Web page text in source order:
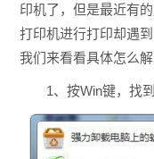
印机了，但是最近有
打印机进行打印却遇
我们来看看具体怎么解
1、按Win键，找